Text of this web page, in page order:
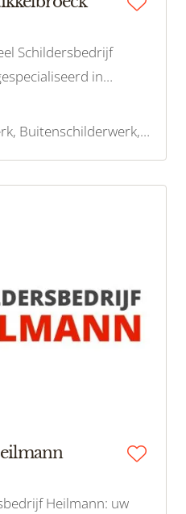
Schildersbedrijf
in
zowel
team staat
Binnenschilderwerk, Buitenschilderwerk, Behangwerk
Heilmann: uw